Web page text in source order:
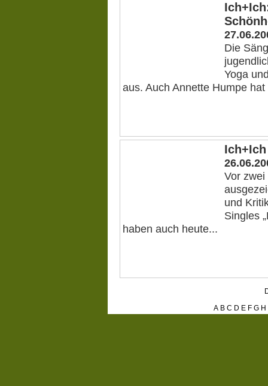
Die
Yoga
aus. Auch Annette Humpe
Vor
und
Singles
haben auch heute...
A B C D E F G H